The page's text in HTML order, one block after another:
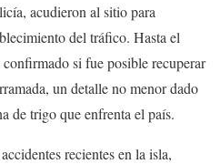
acudieron al sitio para
del tráfico. Hasta el
si fue posible recuperar
un detalle no menor dado
de trigo que enfrenta el país.
recientes en la isla,